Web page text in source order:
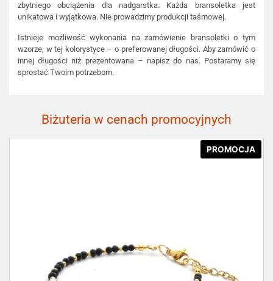
zbytniego obciążenia dla nadgarstka. Każda bransoletka jest
unikatowa i wyjątkowa. Nie prowadzimy produkcji taśmowej.
Istnieje możliwość wykonania na zamówienie bransoletki o tym
wzorze, w tej kolorystyce – o preferowanej długości. Aby zamówić o
innej długości niż prezentowana – napisz do nas. Postaramy się
sprostać Twoim potrzebom.
Biżuteria w cenach promocyjnych
PROMOCJA